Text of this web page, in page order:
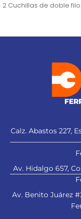
2 Cuchillas de doble filo
3-1/4N, CEPEL-3-1/4A4 y
Este producto
CEPEL-3-1/4X (13092)
Calz. Abastos 227,
Av. Hidalgo 657,
Av. Benito Juárez